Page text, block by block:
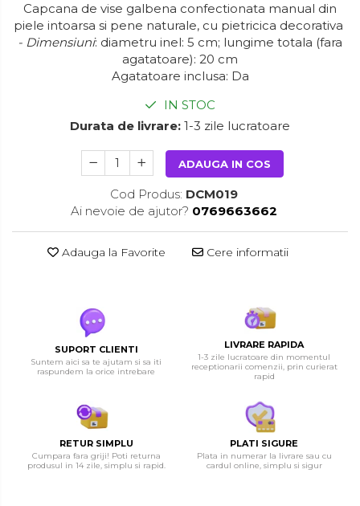
Capcana de vise galbena confectionata manual din
piele intoarsa si pene naturale, cu pietricica decorativa
- Dimensiuni: diametru inel: 5 cm; lungime totala (fara
agatatoare): 20 cm
Agatatoare inclusa: Da
IN STOC
Durata de livrare: 1-3 zile lucratoare
ADAUGA IN COS
Cod Produs: DCM019
Ai nevoie de ajutor? 0769663662
Adauga la Favorite Cere informatii
SUPORT CLIENTI
Suntem aici sa te ajutam si sa iti
raspundem la orice intrebare
LIVRARE RAPIDA
1-3 zile lucratoare din momentul
receptionarii comenzii, prin curierat
rapid
RETUR SIMPLU
Cumpara fara griji! Poti returna
produsul in 14 zile, simplu si rapid.
PLATI SIGURE
Plata in numerar la livrare sau cu
cardul online, simplu si sigur